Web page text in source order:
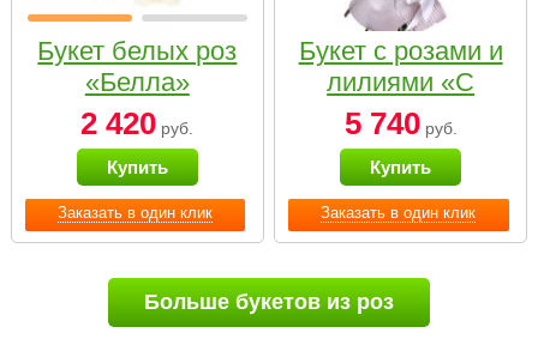
Заказать в один клик
Букет белых роз
«Белла»
2 420 руб.
Купить
Заказать в один клик
Букет с розами и
лилиями «С
наилучшими
пожеланиями»
5 740руб.
Купить
Больше букетов из роз